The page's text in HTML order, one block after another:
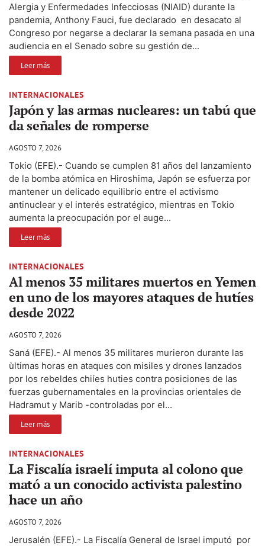
Alergia y Enfermedades Infecciosas (NIAID) durante la
pandemia, Anthony Fauci, fue declarado en desacato al
Congreso por negarse a declarar la semana pasada en una
audiencia en el Senado sobre su gestión de...
Leer más
INTERNACIONALES
Japón y las armas nucleares: un tabú que
da señales de romperse
AGOSTO 7, 2026
Tokio (EFE).- Cuando se cumplen 81 años del lanzamiento
de la bomba atómica en Hiroshima, Japón se esfuerza por
mantener un delicado equilibrio entre el activismo
antinuclear y el interés estratégico, mientras en Tokio
aumenta la preocupación por el auge...
Leer más
INTERNACIONALES
Al menos 35 militares muertos en Yemen
en uno de los mayores ataques de hutíes
desde 2022
AGOSTO 7, 2026
Saná (EFE).- Al menos 35 militares murieron durante las
ùltimas horas en ataques con misiles y drones lanzados
por los rebeldes chiíes huties contra posiciones de las
fuerzas gubernamentales en la provincias orientales de
Hadramut y Marib -controladas por el...
Leer más
INTERNACIONALES
La Fiscalía israelí imputa al colono que
mató a un conocido activista palestino
hace un año
AGOSTO 7, 2026
Jerusalén (EFE).- La Fiscalía General de Israel imputó por